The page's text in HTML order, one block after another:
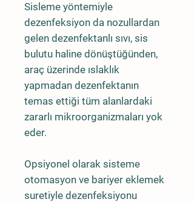
Sisleme yöntemiyle
dezenfeksiyon da nozullardan
gelen dezenfektanlı sıvı, sis
bulutu haline dönüştüğünden,
araç üzerinde ıslaklık
yapmadan dezenfektanın
temas ettiği tüm alanlardaki
zararlı mikroorganizmaları yok
eder.
Opsiyonel olarak sisteme
otomasyon ve bariyer eklemek
suretiyle dezenfeksiyonu